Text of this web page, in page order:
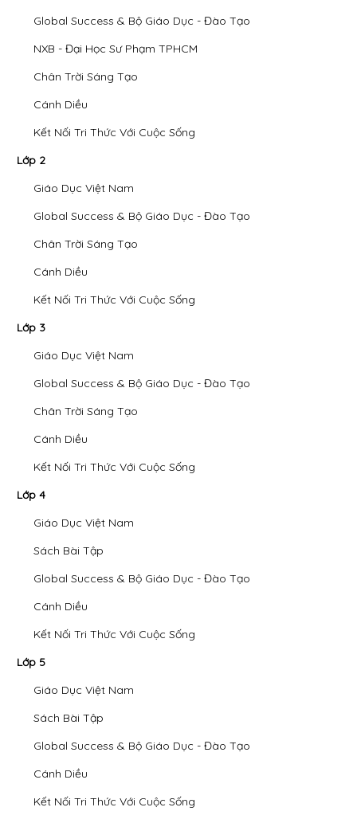
Global Success & Bộ Giáo Dục - Đào Tạo
NXB - Đại Học Sư Phạm TPHCM
Chân Trời Sáng Tạo
Cánh Diều
Kết Nối Tri Thức Với Cuộc Sống
Lớp 2
Giáo Dục Việt Nam
Global Success & Bộ Giáo Dục - Đào Tạo
Chân Trời Sáng Tạo
Cánh Diều
Kết Nối Tri Thức Với Cuộc Sống
Lớp 3
Giáo Dục Việt Nam
Global Success & Bộ Giáo Dục - Đào Tạo
Chân Trời Sáng Tạo
Cánh Diều
Kết Nối Tri Thức Với Cuộc Sống
Lớp 4
Giáo Dục Việt Nam
Sách Bài Tập
Global Success & Bộ Giáo Dục - Đào Tạo
Cánh Diều
Kết Nối Tri Thức Với Cuộc Sống
Lớp 5
Giáo Dục Việt Nam
Sách Bài Tập
Global Success & Bộ Giáo Dục - Đào Tạo
Cánh Diều
Kết Nối Tri Thức Với Cuộc Sống